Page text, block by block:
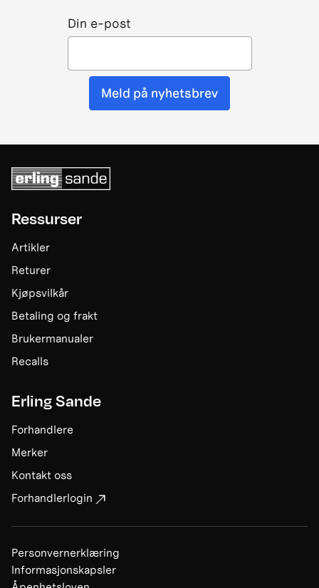
Din e-post
Meld på nyhetsbrev
Ressurser
Artikler
Returer
Kjøpsvilkår
Betaling og frakt
Brukermanualer
Recalls
Erling Sande
Forhandlere
Merker
Kontakt oss
Forhandlerlogin
Personvernerklæring
Informasjonskapsler